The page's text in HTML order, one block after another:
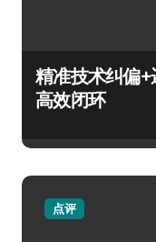
精准技术纠偏
高效闭环
点评